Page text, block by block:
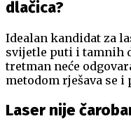
dlačica?
Idealan kandidat za
svijetle puti i tamnih
tretman neće
metodom rješava se
Laser nije